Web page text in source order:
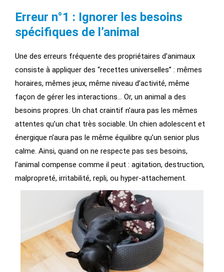
Erreur n°1 : Ignorer les besoins
spécifiques de l’animal
Une des erreurs fréquente des propriétaires d’animaux
consiste à appliquer des “recettes universelles” : mêmes
horaires, mêmes jeux, même niveau d’activité, même
façon de gérer les interactions… Or, un animal a des
besoins propres. Un chat craintif n’aura pas les mêmes
attentes qu’un chat très sociable. Un chien adolescent et
énergique n’aura pas le même équilibre qu’un senior plus
calme. Ainsi, quand on ne respecte pas ses besoins,
l’animal compense comme il peut : agitation, destruction,
malpropreté, irritabilité, repli, ou hyper-attachement.